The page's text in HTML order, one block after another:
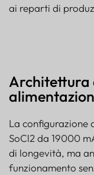
ai reparti di
Architettura
La
SoCl2 da 19000
di longevità, ma
funzionamento